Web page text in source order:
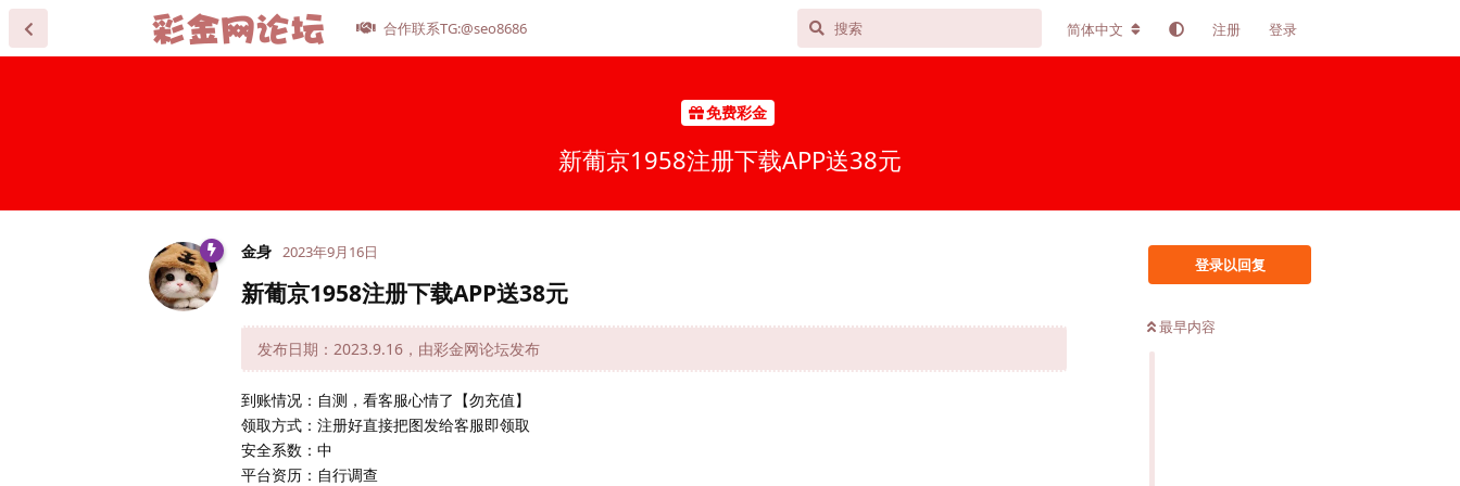
合作联系TG:@seo8686 简体中文 注册 登录
免费彩金
新葡京1958注册下载APP送38元
登录以回复
最早内容
金身 2023年9月16日
新葡京1958注册下载APP送38元
发布日期：2023.9.16，由彩金网论坛发布
到账情况：自测，看客服心情了【勿充值】
领取方式：注册好直接把图发给客服即领取
安全系数：中
平台资历：自行调查